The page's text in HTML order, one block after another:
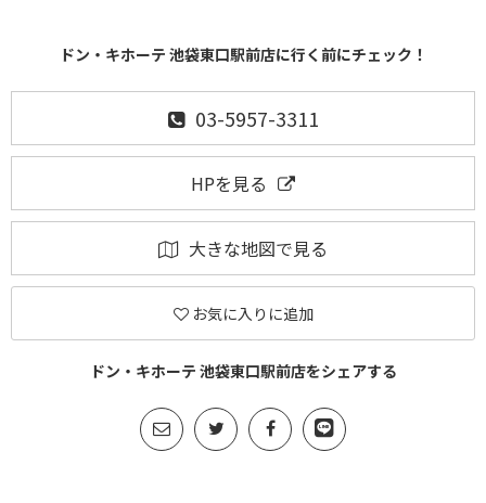
ドン・キホーテ 池袋東口駅前店に行く前にチェック！
03-5957-3311
HPを見る
大きな地図で見る
お気に入りに追加
ドン・キホーテ 池袋東口駅前店をシェアする